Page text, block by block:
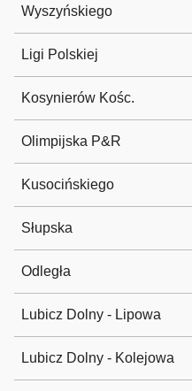
Wyszyńskiego
Ligi Polskiej
Kosynierów Kośc.
Olimpijska P&R
Kusocińskiego
Słupska
Odległa
Lubicz Dolny - Lipowa
Lubicz Dolny - Kolejowa